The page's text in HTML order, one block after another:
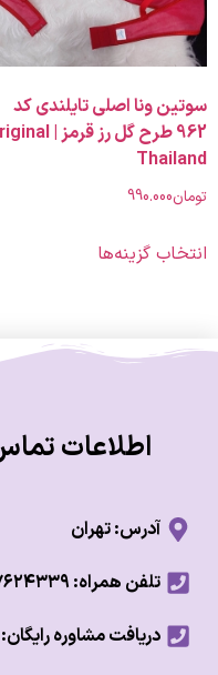
ونا اصلی تایلندی کد
962 طرح گل رز قرمز | Original
گزینه‌ها
اطلاعات تماس
آدرس: تهران
تلفن همراه: ۰۹۲۲۷۶۲۴۳۳۹
دریافت مشاوره رایگان: ۰۹۲۲۷۶۲۴۳۳۹